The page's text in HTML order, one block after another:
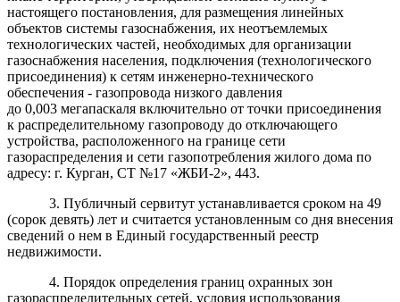
настоящего постановления, для размещения линейных
объектов системы газоснабжения, их неотъемлемых
технологических частей, необходимых для организации
газоснабжения населения, подключения (технологического
присоединения) к сетям инженерно-технического
обеспечения - газопровода низкого давления
до 0,003 мегапаскаля включительно от точки присоединения
к распределительному газопроводу до отключающего
устройства, расположенного на границе сети
газораспределения и сети газопотребления жилого дома по
адресу: г. Курган, СТ №17 «ЖБИ-2», 443.
3. Публичный сервитут устанавливается сроком на 49
(сорок девять) лет и считается установленным со дня внесения
сведений о нем в Единый государственный реестр
недвижимости.
4. Порядок определения границ охранных зон
газораспределительных сетей, условия использования